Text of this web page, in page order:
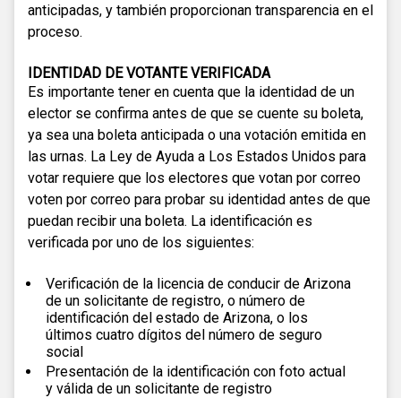
anticipadas, y también proporcionan transparencia en el
proceso.
IDENTIDAD DE VOTANTE VERIFICADA
Es importante tener en cuenta que la identidad de un
elector se confirma antes de que se cuente su boleta,
ya sea una boleta anticipada o una votación emitida en
las urnas. La Ley de Ayuda a Los Estados Unidos para
votar requiere que los electores que votan por correo
voten por correo para probar su identidad antes de que
puedan recibir una boleta. La identificación es
verificada por uno de los siguientes:
Verificación de la licencia de conducir de Arizona
de un solicitante de registro, o número de
identificación del estado de Arizona, o los
últimos cuatro dígitos del número de seguro
social
Presentación de la identificación con foto actual
y válida de un solicitante de registro